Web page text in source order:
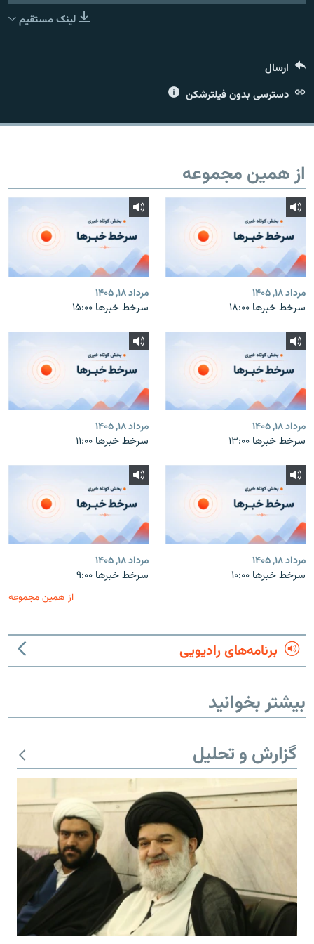
لینک مستقیم
ارسال
دسترسی بدون فیلترشکن
از همین مجموعه
مرداد ۱۸, ۱۴۰۵
سرخط خبرها ۱۸:۰۰
مرداد ۱۸, ۱۴۰۵
سرخط خبرها ۱۵:۰۰
مرداد ۱۸, ۱۴۰۵
سرخط خبرها ۱۳:۰۰
مرداد ۱۸, ۱۴۰۵
سرخط خبرها ۱۱:۰۰
مرداد ۱۸, ۱۴۰۵
سرخط خبرها ۱۰:۰۰
مرداد ۱۸, ۱۴۰۵
سرخط خبرها ۹:۰۰
از همین مجموعه
برنامه‌های رادیویی
بیشتر بخوانید
گزارش و تحلیل